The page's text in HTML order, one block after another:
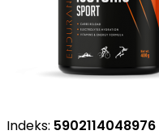
Indeks: 5902114048976